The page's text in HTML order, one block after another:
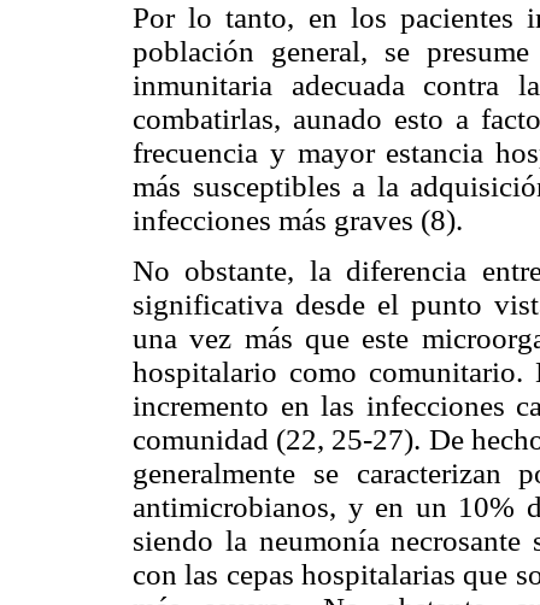
Por lo tanto, en los pacientes
población general, se
inmunitaria adecuada contra
combatirlas, aunado esto a
frecuencia y mayor estancia
más susceptibles a la
infecciones más graves (8).
No obstante, la diferencia
significativa desde el punto
una vez más que este
hospitalario como
incremento en las infecciones
comunidad (22, 25-27). De
generalmente se caracterizan
antimicrobianos, y en un 10%
siendo la neumonía
con las cepas hospitalarias que